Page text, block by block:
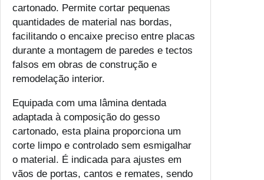
cartonado. Permite cortar pequenas
quantidades de material nas bordas,
facilitando o encaixe preciso entre placas
durante a montagem de paredes e tectos
falsos em obras de construção e
remodelação interior.
Equipada com uma lâmina dentada
adaptada à composição do gesso
cartonado, esta plaina proporciona um
corte limpo e controlado sem esmigalhar
o material. É indicada para ajustes em
vãos de portas, cantos e remates, sendo